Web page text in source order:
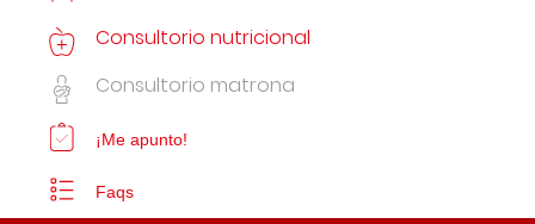
Consultorio nutricional
Consultorio matrona
¡Me apunto!
Faqs